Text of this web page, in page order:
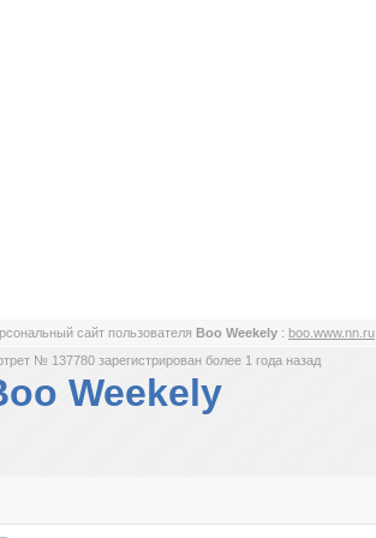
сайт пользователя Boo Weekely : boo.www.nn.ru
№ 137780 зарегистрирован более 1 года назад
Weekely